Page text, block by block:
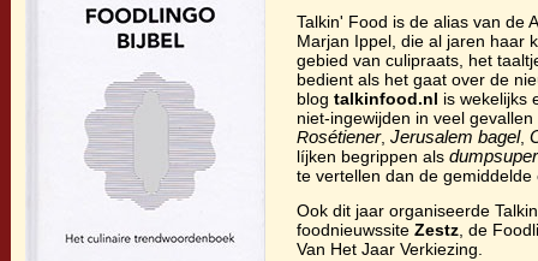
Talkin' Food is de alias van de
Marjan Ippel, die al jaren haar
gebied van culipraats, het
bedient als het gaat over de
blog talkinfood.nl is wekelijks
niet-ingewijden in veel
Rosétiener, Jerusalem bagel,
líjken begrippen als dumpsuper
te vertellen dan de
Ook dit jaar organiseerde
foodnieuwssite Zestz , de
Van Het Jaar